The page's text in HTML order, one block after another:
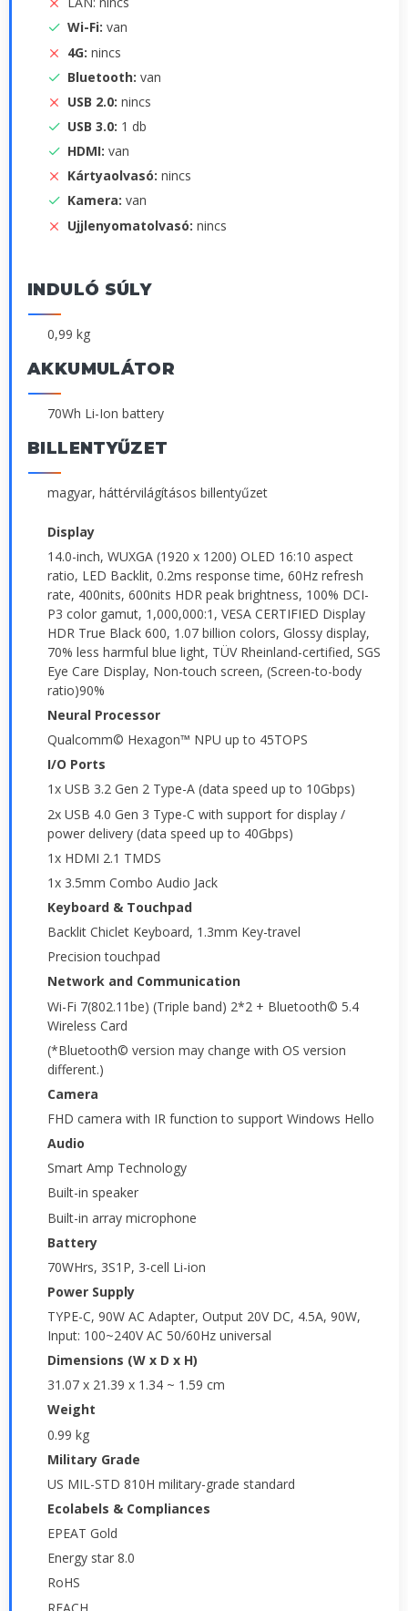
Wi-Fi: van
4G: nincs
Bluetooth: van
USB 2.0: nincs
USB 3.0: 1 db
HDMI: van
Kártyaolvasó: nincs
Kamera: van
Ujjlenyomatolvasó: nincs
INDULÓ SÚLY
0,99 kg
AKKUMULÁTOR
70Wh Li-Ion battery
BILLENTYŰZET
magyar, háttérvilágításos billentyűzet
Display
14.0-inch, WUXGA (1920 x 1200) OLED 16:10 aspect
ratio, LED Backlit, 0.2ms response time, 60Hz refresh
rate, 400nits, 600nits HDR peak brightness, 100% DCI-
P3 color gamut, 1,000,000:1, VESA CERTIFIED Display
HDR True Black 600, 1.07 billion colors, Glossy display,
70% less harmful blue light, TÜV Rheinland-certified, SGS
Eye Care Display, Non-touch screen, (Screen-to-body
ratio)90%
Neural Processor
Qualcomm© Hexagon™ NPU up to 45TOPS
I/O Ports
1x USB 3.2 Gen 2 Type-A (data speed up to 10Gbps)
2x USB 4.0 Gen 3 Type-C with support for display /
power delivery (data speed up to 40Gbps)
1x HDMI 2.1 TMDS
1x 3.5mm Combo Audio Jack
Keyboard & Touchpad
Backlit Chiclet Keyboard, 1.3mm Key-travel
Precision touchpad
Network and Communication
Wi-Fi 7(802.11be) (Triple band) 2*2 + Bluetooth© 5.4
Wireless Card
(*Bluetooth© version may change with OS version
different.)
Camera
FHD camera with IR function to support Windows Hello
Audio
Smart Amp Technology
Built-in speaker
Built-in array microphone
Battery
70WHrs, 3S1P, 3-cell Li-ion
Power Supply
TYPE-C, 90W AC Adapter, Output 20V DC, 4.5A, 90W,
Input: 100~240V AC 50/60Hz universal
Dimensions (W x D x H)
31.07 x 21.39 x 1.34 ~ 1.59 cm
Weight
0.99 kg
Military Grade
US MIL-STD 810H military-grade standard
Ecolabels & Compliances
EPEAT Gold
Energy star 8.0
RoHS
REACH